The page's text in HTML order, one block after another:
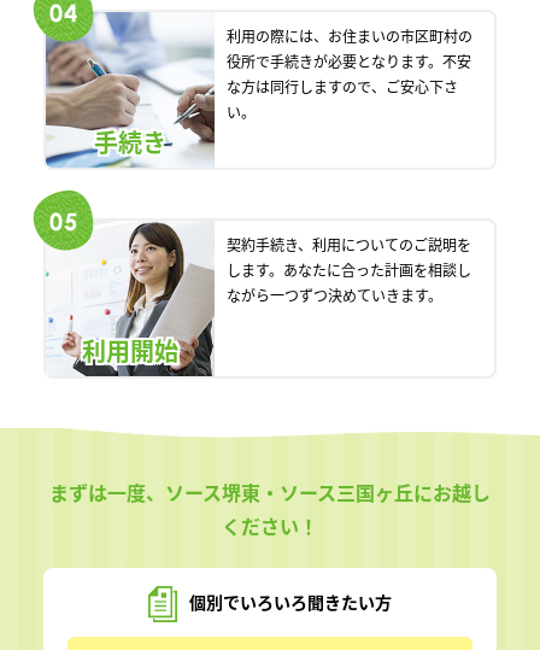
手続き
利用の際には、お住まいの市区町村の
役所で手続きが必要となります。不安
な方は同行しますので、ご安心下さ
い。
利用開始
契約手続き、利用についてのご説明を
します。あなたに合った計画を相談し
ながら一つずつ決めていきます。
まずは一度、ソース堺東・ソース三国ヶ丘にお越し
ください！
個別でいろいろ聞きたい方